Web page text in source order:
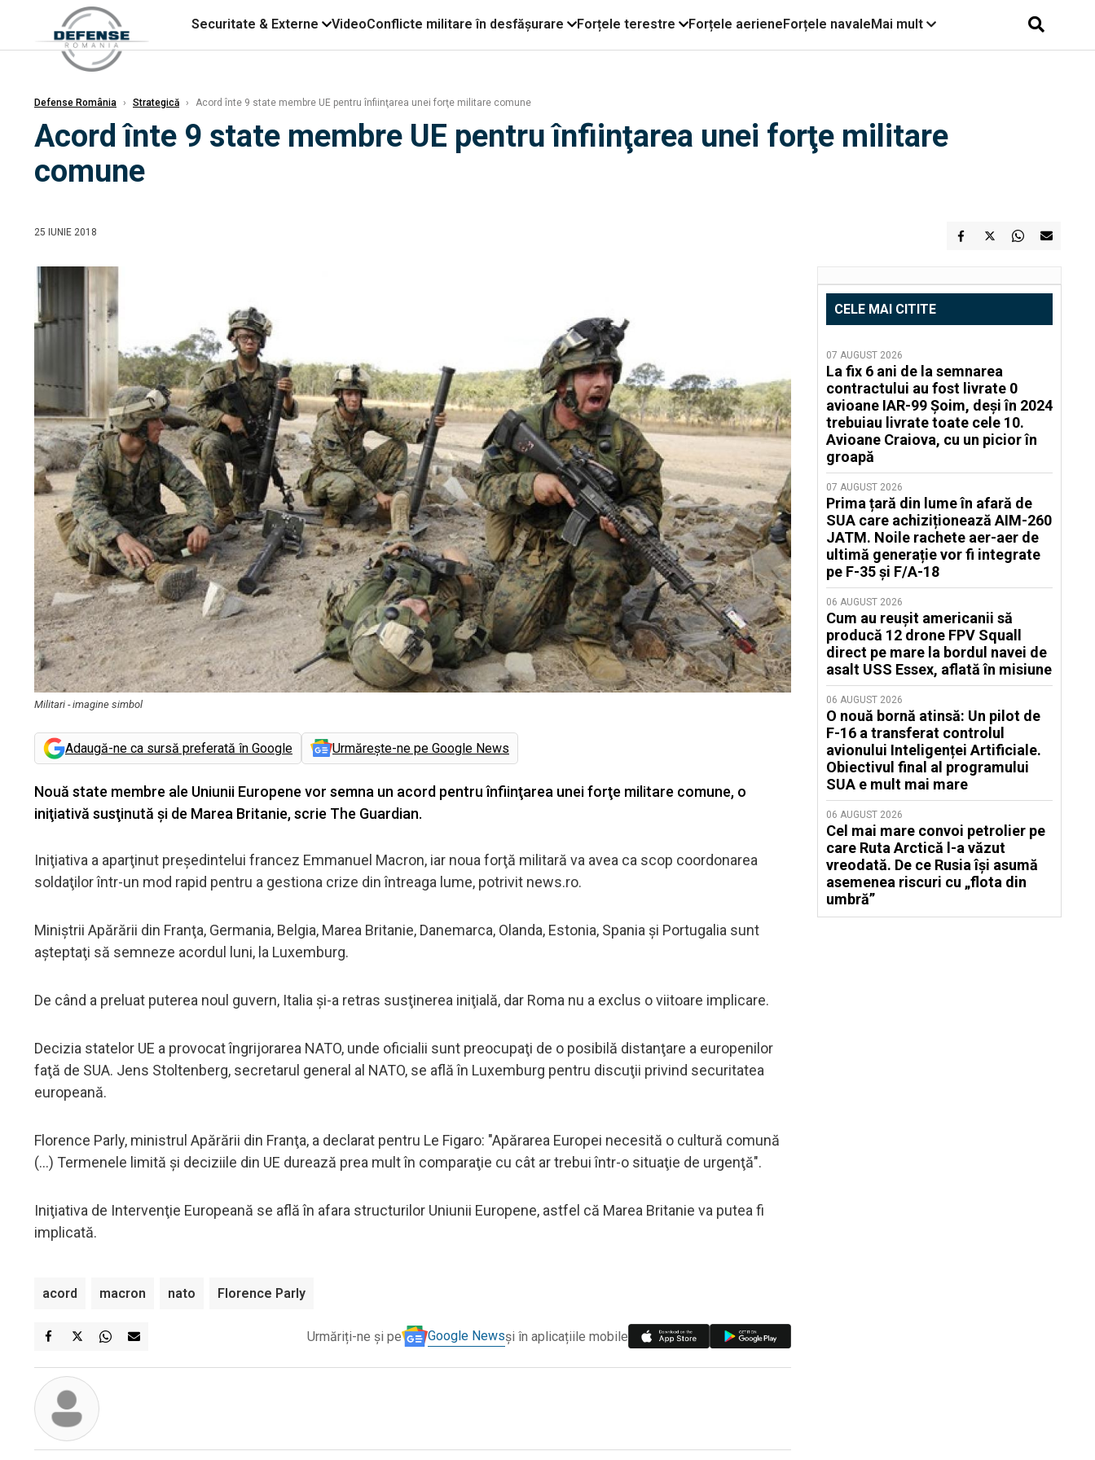
Securitate & Externe VideoConflicte militare în desfășurare Forțele terestre Forțele aerieneForțele navaleMai mult
Defense România › Strategică › Acord înte 9 state membre UE pentru înfiinţarea unei forţe militare comune
Acord înte 9 state membre UE pentru înfiinţarea unei forţe militare
comune
25 IUNIE 2018
Militari - imagine simbol
Adaugă-ne ca sursă preferată în Google Urmărește-ne pe Google News
Nouă state membre ale Uniunii Europene vor semna un acord pentru înfiinţarea unei forţe militare comune, o
iniţiativă susţinută şi de Marea Britanie, scrie The Guardian.
Iniţiativa a aparţinut preşedintelui francez Emmanuel Macron, iar noua forţă militară va avea ca scop coordonarea
soldaţilor într-un mod rapid pentru a gestiona crize din întreaga lume, potrivit news.ro.
Miniştrii Apărării din Franţa, Germania, Belgia, Marea Britanie, Danemarca, Olanda, Estonia, Spania şi Portugalia sunt
aşteptaţi să semneze acordul luni, la Luxemburg.
De când a preluat puterea noul guvern, Italia şi-a retras susţinerea iniţială, dar Roma nu a exclus o viitoare implicare.
Decizia statelor UE a provocat îngrijorarea NATO, unde oficialii sunt preocupaţi de o posibilă distanţare a europenilor
faţă de SUA. Jens Stoltenberg, secretarul general al NATO, se află în Luxemburg pentru discuţii privind securitatea
europeană.
Florence Parly, ministrul Apărării din Franţa, a declarat pentru Le Figaro: "Apărarea Europei necesită o cultură comună
(...) Termenele limită şi deciziile din UE durează prea mult în comparaţie cu cât ar trebui într-o situaţie de urgenţă".
Iniţiativa de Intervenţie Europeană se află în afara structurilor Uniunii Europene, astfel că Marea Britanie va putea fi
implicată.
acord macron nato Florence Parly
Urmăriți-ne și pe Google Newsși în aplicațiile mobile
CELE MAI CITITE
07 AUGUST 2026
La fix 6 ani de la semnarea
contractului au fost livrate 0
avioane IAR-99 Șoim, deși în 2024
trebuiau livrate toate cele 10.
Avioane Craiova, cu un picior în
groapă
07 AUGUST 2026
Prima țară din lume în afară de
SUA care achiziționează AIM-260
JATM. Noile rachete aer-aer de
ultimă generație vor fi integrate
pe F-35 și F/A-18
06 AUGUST 2026
Cum au reușit americanii să
producă 12 drone FPV Squall
direct pe mare la bordul navei de
asalt USS Essex, aflată în misiune
06 AUGUST 2026
O nouă bornă atinsă: Un pilot de
F-16 a transferat controlul
avionului Inteligenței Artificiale.
Obiectivul final al programului
SUA e mult mai mare
06 AUGUST 2026
Cel mai mare convoi petrolier pe
care Ruta Arctică l-a văzut
vreodată. De ce Rusia își asumă
asemenea riscuri cu „flota din
umbră”